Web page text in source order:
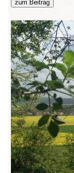
zum Beitrag